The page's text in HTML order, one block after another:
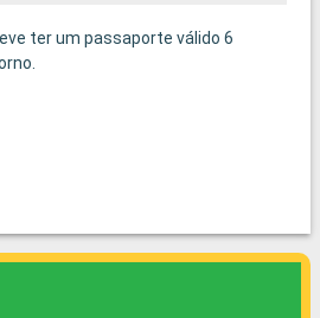
ter um passaporte válido 6